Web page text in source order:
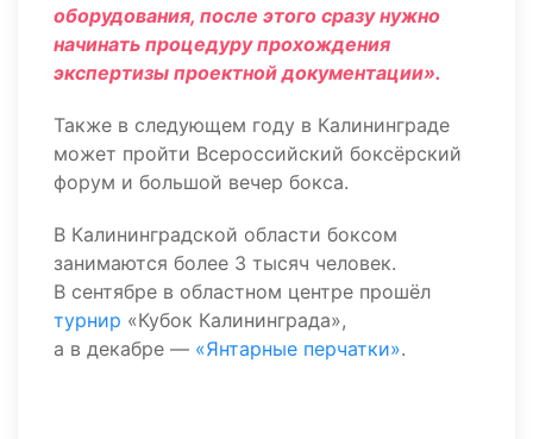
оборудования, после этого сразу нужно
начинать процедуру прохождения
экспертизы проектной документации».
Также в следующем году в Калининграде
может пройти Всероссийский боксёрский
форум и большой вечер бокса.
В Калининградской области боксом
занимаются более 3 тысяч человек.
В сентябре в областном центре прошёл
турнир «Кубок Калининграда»,
а в декабре — «Янтарные перчатки».